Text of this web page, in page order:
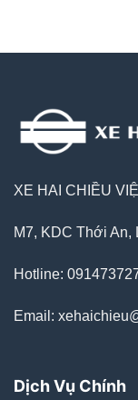
XE HAI CHIỀU
M7, KDC Thới An,
Hotline:
Email:
Dịch Vụ Chính